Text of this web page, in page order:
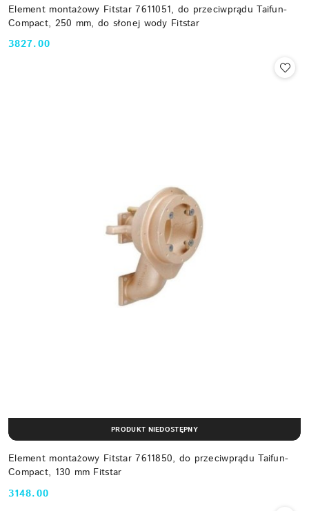
Element montażowy Fitstar 7611051, do przeciwprądu Taifun-
Compact, 250 mm, do słonej wody Fitstar
Cena:
3827.00
Element montażowy Fitstar 7611850, do przeciwprądu Taifun-
Compact, 130 mm Fitstar
Cena:
3148.00
PRODUKT NIEDOSTĘPNY